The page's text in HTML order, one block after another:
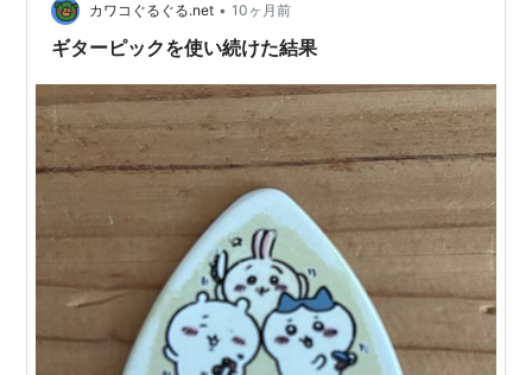
カワコぐるぐる.net • 10ヶ月前
ギターピックを使い続けた結果